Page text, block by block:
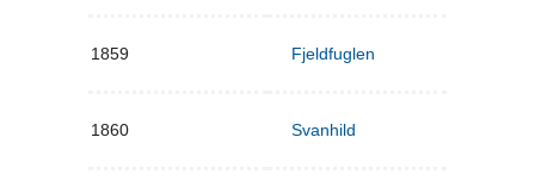
1859 Fjeldfuglen
1860 Svanhild